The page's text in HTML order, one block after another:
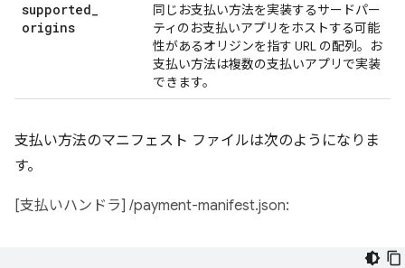
supported_
origins
同じお支払い方法を実装するサードパー
ティのお支払いアプリをホストする可能
性があるオリジンを指す URL の配列。お
支払い方法は複数の支払いアプリで実装
できます。
支払い方法のマニフェスト ファイルは次のようになりま
す。
[支払いハンドラ] /payment-manifest.json: